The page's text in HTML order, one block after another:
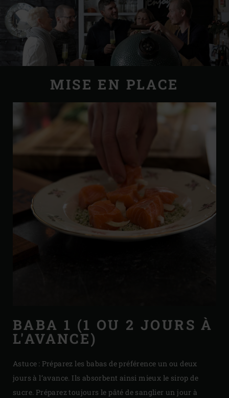
MISE EN PLACE
BABA 1 (1 OU 2 JOURS À
L'AVANCE)
Astuce : Préparez les babas de préférence un ou deux
jours à l’avance. Ils absorbent ainsi mieux le sirop de
sucre. Préparez toujours le pâté de sanglier un jour à